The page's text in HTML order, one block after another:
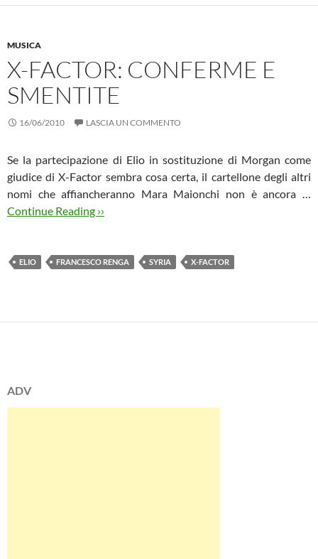
MUSICA
X-FACTOR: CONFERME E
SMENTITE
16/06/2010 LASCIA UN COMMENTO
Se la partecipazione di Elio in sostituzione di Morgan come
giudice di X-Factor sembra cosa certa, il cartellone degli altri
nomi che affiancheranno Mara Maionchi non è ancora …
Continue Reading ››
ELIO FRANCESCO RENGA SYRIA X-FACTOR
ADV